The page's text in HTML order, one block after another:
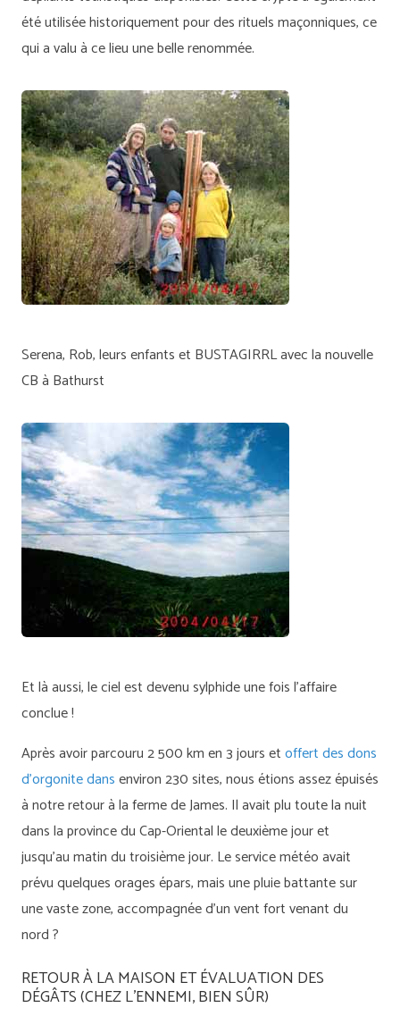
été utilisée historiquement pour des rituels maçonniques, ce
qui a valu à ce lieu une belle renommée.
Serena, Rob, leurs enfants et BUSTAGIRRL avec la nouvelle
CB à Bathurst
Et là aussi, le ciel est devenu sylphide une fois l’affaire
conclue !
Après avoir parcouru 2 500 km en 3 jours etoffert des dons
d’orgonite dansenviron 230 sites, nous étions assez épuisés
à notre retour à la ferme de James. Il avait plu toute la nuit
dans la province du Cap-Oriental le deuxième jour et
jusqu’au matin du troisième jour. Le service météo avait
prévu quelques orages épars, mais une pluie battante sur
une vaste zone, accompagnée d’un vent fort venant du
nord ?
RETOUR À LA MAISON ET ÉVALUATION DES
DÉGÂTS (CHEZ L'ENNEMI, BIEN SÛR)